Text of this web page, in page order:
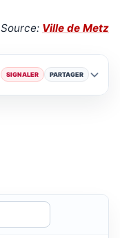
Source: Ville de Metz
SIGNALER PARTAGER